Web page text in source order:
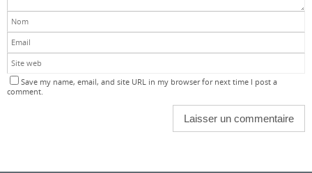
Save my name, email, and site URL in my browser for next time I post a
comment.